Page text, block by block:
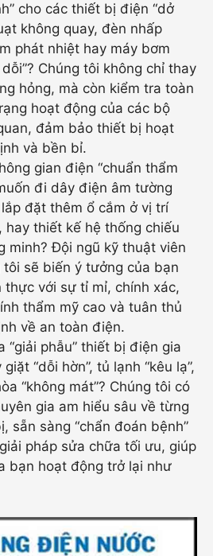
cho các thiết bị điện “dở
không quay, đèn nhấp
phát nhiệt hay máy bơm
Chúng tôi không chỉ thay
hỏng, mà còn kiểm tra toàn
hoạt động của các bộ
đảm bảo thiết bị hoạt
và bền bỉ.
gian điện “chuẩn thẩm
đi dây điện âm tường
đặt thêm ổ cắm ở vị trí
hay thiết kế hệ thống chiếu
minh? Đội ngũ kỹ thuật viên
tôi sẽ biến ý tưởng của bạn
thực với sự tỉ mỉ, chính xác,
thẩm mỹ cao và tuân thủ
về an toàn điện.
“giải phẫu” thiết bị điện gia
“dỗi hờn”, tủ lạnh “kêu lạ”,
“không mát”? Chúng tôi có
gia am hiểu sâu về từng
sẵn sàng “chẩn đoán bệnh”
pháp sửa chữa tối ưu, giúp
bạn hoạt động trở lại như